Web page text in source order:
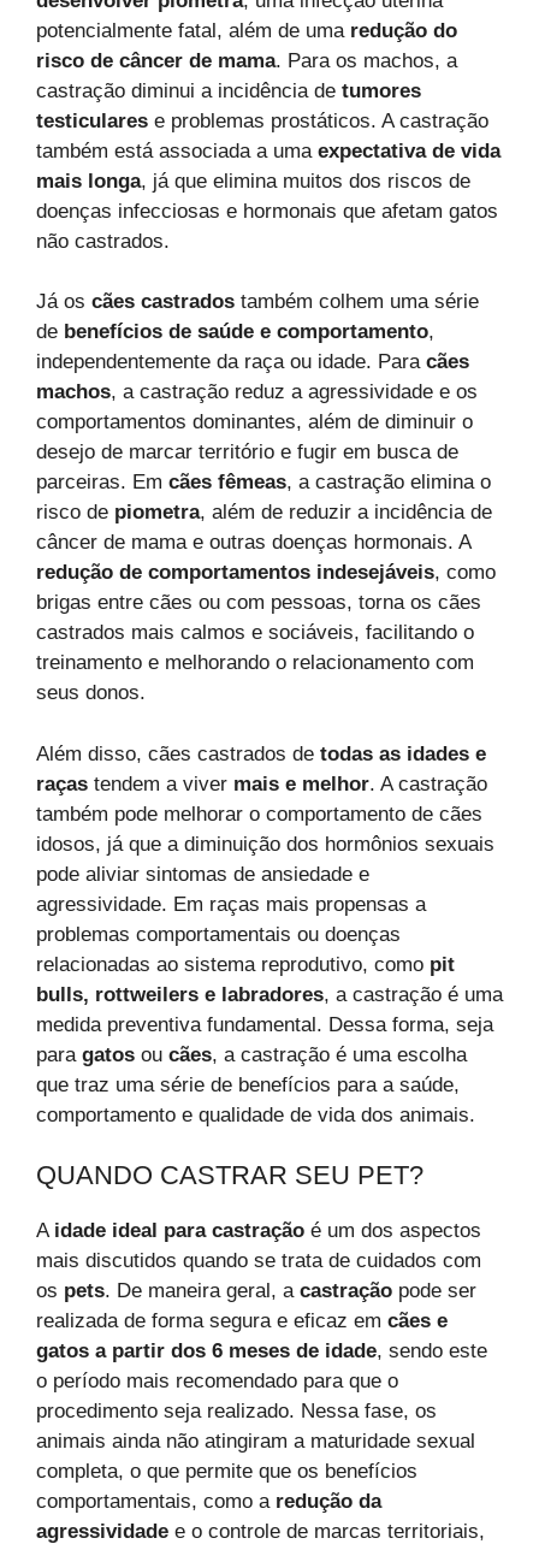
potencialmente fatal, além de uma redução do
risco de câncer de mama. Para os machos, a
castração diminui a incidência de tumores
testiculares e problemas prostáticos. A castração
também está associada a uma expectativa de vida
mais longa, já que elimina muitos dos riscos de
doenças infecciosas e hormonais que afetam gatos
não castrados.
Já os cães castrados também colhem uma série
de benefícios de saúde e comportamento,
independentemente da raça ou idade. Para cães
machos, a castração reduz a agressividade e os
comportamentos dominantes, além de diminuir o
desejo de marcar território e fugir em busca de
parceiras. Em cães fêmeas, a castração elimina o
risco de piometra, além de reduzir a incidência de
câncer de mama e outras doenças hormonais. A
redução de comportamentos indesejáveis, como
brigas entre cães ou com pessoas, torna os cães
castrados mais calmos e sociáveis, facilitando o
treinamento e melhorando o relacionamento com
seus donos.
Além disso, cães castrados de todas as idades e
raças tendem a viver mais e melhor. A castração
também pode melhorar o comportamento de cães
idosos, já que a diminuição dos hormônios sexuais
pode aliviar sintomas de ansiedade e
agressividade. Em raças mais propensas a
problemas comportamentais ou doenças
relacionadas ao sistema reprodutivo, como pit
bulls, rottweilers e labradores, a castração é uma
medida preventiva fundamental. Dessa forma, seja
para gatos ou cães, a castração é uma escolha
que traz uma série de benefícios para a saúde,
comportamento e qualidade de vida dos animais.
QUANDO CASTRAR SEU PET?
A idade ideal para castração é um dos aspectos
mais discutidos quando se trata de cuidados com
os pets. De maneira geral, a castração pode ser
realizada de forma segura e eficaz em cães e
gatos a partir dos 6 meses de idade, sendo este
o período mais recomendado para que o
procedimento seja realizado. Nessa fase, os
animais ainda não atingiram a maturidade sexual
completa, o que permite que os benefícios
comportamentais, como a redução da
agressividade e o controle de marcas territoriais,